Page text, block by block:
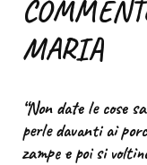
MARIA
“Non date le cose
perle davanti ai
zampe e poi si